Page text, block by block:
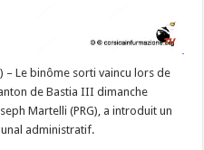
– Le binôme sorti vaincu lors de
de Bastia III dimanche
Martelli (PRG), a introduit un
administratif.